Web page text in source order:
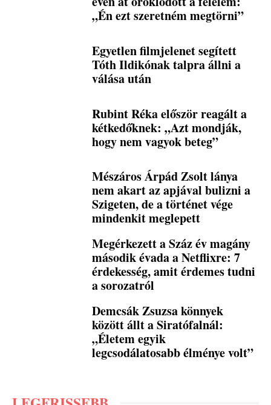
„Én ezt szeretném megtörni”
Egyetlen filmjelenet segített
Tóth Ildikónak talpra állni a
válása után
Rubint Réka először reagált a
kétkedőknek: „Azt mondják,
hogy nem vagyok beteg”
Mészáros Árpád Zsolt lánya
nem akart az apjával bulizni a
Szigeten, de a történet vége
mindenkit meglepett
Megérkezett a Száz év magány
második évada a Netflixre: 7
érdekesség, amit érdemes tudni
a sorozatról
Demcsák Zsuzsa könnyek
között állt a Siratófalnál:
„Életem egyik
legcsodálatosabb élménye volt”